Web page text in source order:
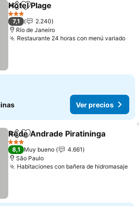
CompartirAgregar a favoritos
Hotel Plage
3 Estrellas
7,1
2.240
Río de Janeiro
Restaurante 24 horas con menú variado
Ver precios
CompartirAgregar a favoritos
Rede Andrade Piratininga
3 Estrellas
8,1 Muy bueno
4.661
São Paulo
Habitaciones con bañera de hidromasaje